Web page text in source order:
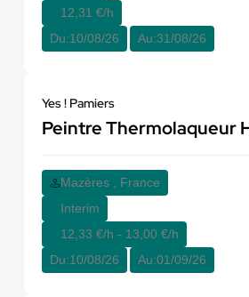
12,31 €/h
Du:10/08/26 Au:31/08/26
Yes ! Pamiers
Peintre Thermolaqueur
Mazères , France
Interim
12,33 €/h - 13,00 €/h
Du:10/08/26 Au:01/09/26